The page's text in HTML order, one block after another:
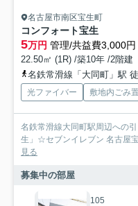
名古屋市南区宝生町
コンフォート宝生
5万円 管理/共益費3,000円
22.50㎡ (1R) /築10年 /2階建
名鉄常滑線「大同町」駅
光ファイバー 敷地内ごみ
名鉄常滑線大同町駅周辺への
生」☆セブンイレブン 名古屋
見る
募集中の部屋
105